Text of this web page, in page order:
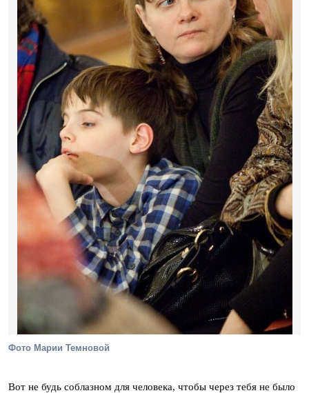
Фото Марии Темновой
Вот не будь соблазном для человека, чтобы через тебя не было